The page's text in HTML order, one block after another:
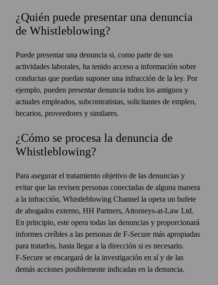
¿Quién puede presentar una denuncia
de Whistleblowing?
Puede presentar una denuncia si, como parte de sus
actividades laborales, ha tenido acceso a información sobre
conductas que puedan suponer una infracción de la ley. Por
ejemplo, pueden presentar denuncia todos los antiguos y
actuales empleados, subcontratistas, solicitantes de empleo,
becarios, proveedores y similares.
¿Cómo se procesa la denuncia de
Whistleblowing?
Para asegurar el tratamiento objetivo de las denuncias y
evitar que las revisen personas conectadas de alguna manera
a la infracción, Whistleblowing Channel la opera un bufete
de abogados externo, HH Partners, Attorneys-at-Law Ltd.
En principio, este opera todas las denuncias y proporcionará
informes creíbles a las personas de F‑Secure más apropiadas
para tratarlos, hasta llegar a la dirección si es necesario.
F‑Secure se encargará de la investigación en sí y de las
demás acciones posiblemente indicadas en la denuncia.